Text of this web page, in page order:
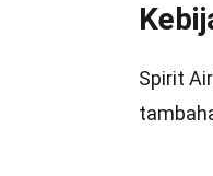
Spirit